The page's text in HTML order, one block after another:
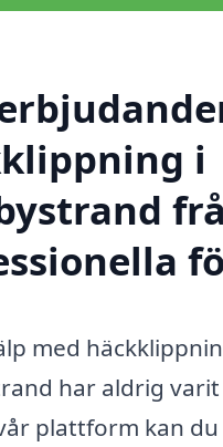
i
med
har aldrig
plattform kan